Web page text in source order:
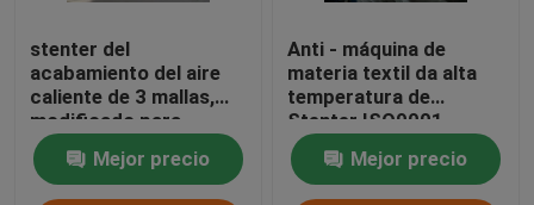
stenter del
acabamiento del aire
caliente de 3 mallas,
modificado para
requisitos particulares,
diseño de la
humanización
Mejor precio
Anti - máquina de
materia textil da alta
temperatura de
Stenter ISO9001
ahorro de energía
Mejor precio